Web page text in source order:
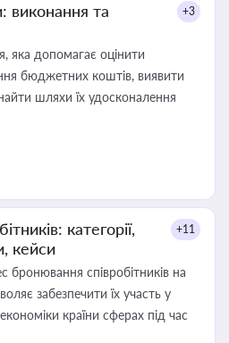
виконання та
+3
яка допомагає оцінити
бюджетних коштів, виявити
шляхи їх удосконалення
категорії,
кейси
+11
бронювання співробітників на
забезпечити їх участь у
країни сферах під час